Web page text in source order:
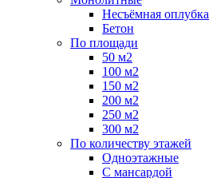
Несъёмная оплубка
Бетон
По площади
50 м2
100 м2
150 м2
200 м2
250 м2
300 м2
По количеству этажей
Одноэтажные
С мансардой